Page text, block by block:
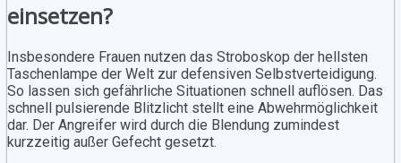
einsetzen?
Insbesondere Frauen nutzen das Stroboskop der hellsten
Taschenlampe der Welt zur defensiven Selbstverteidigung.
So lassen sich gefährliche Situationen schnell auflösen. Das
schnell pulsierende Blitzlicht stellt eine Abwehrmöglichkeit
dar. Der Angreifer wird durch die Blendung zumindest
kurzzeitig außer Gefecht gesetzt.